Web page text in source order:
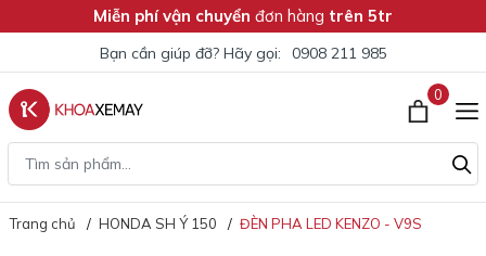
Miễn phí vận chuyển đơn hàng trên 5tr
Bạn cần giúp đỡ? Hãy gọi: 0908 211 985
0
Trang chủ HONDA SH Ý 150 ĐÈN PHA LED KENZO - V9S